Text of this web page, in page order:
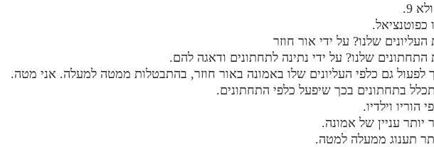
כפוטנציאל.
שלנו? על ידי אור חוזר
שלנו? על ידי נתינה לתחתונים ודאגה להם.
לפעול גם כלפי העליונים שלו באמונה באור חוזר, בהתבטלות ממטה למעלה. אני מטה.
בתחתונים בכך שיפעל כלפי התחתונים.
וילדיו.
יותר עניין של אמונה.
תענוג ממעלה למטה.